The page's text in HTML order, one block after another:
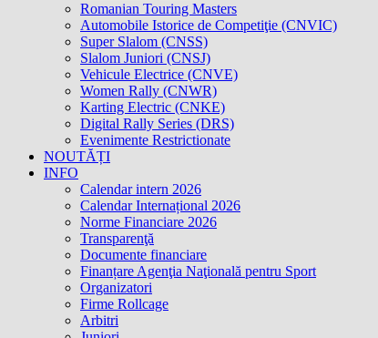
Romanian Touring Masters
Automobile Istorice de Competiţie (CNVIC)
Super Slalom (CNSS)
Slalom Juniori (CNSJ)
Vehicule Electrice (CNVE)
Women Rally (CNWR)
Karting Electric (CNKE)
Digital Rally Series (DRS)
Evenimente Restrictionate
NOUTĂȚI
INFO
Calendar intern 2026
Calendar Internațional 2026
Norme Financiare 2026
Transparenţă
Documente financiare
Finanțare Agenţia Naţională pentru Sport
Organizatori
Firme Rollcage
Arbitri